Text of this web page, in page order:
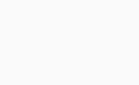
чтобы
исследуемого признака.